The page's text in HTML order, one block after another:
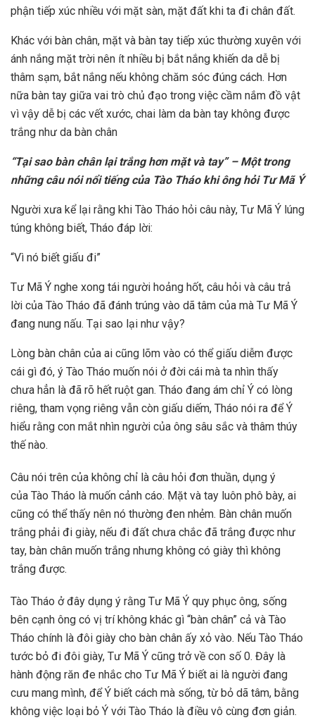
phận tiếp xúc nhiều với mặt sàn, mặt đất khi ta đi chân đất.
Khác với bàn chân, mặt và bàn tay tiếp xúc thường xuyên với
ánh nắng mặt trời nên ít nhiều bị bắt nắng khiến da dễ bị
thâm sạm, bắt nắng nếu không chăm sóc đúng cách. Hơn
nữa bàn tay giữa vai trò chủ đạo trong việc cầm nắm đồ vật
vì vậy dễ bị các vết xước, chai làm da bàn tay không được
trắng như da bàn chân
“Tại sao bàn chân lại trắng hơn mặt và tay” – Một trong
những câu nói nổi tiếng của Tào Tháo khi ông hỏi Tư Mã Ý
Người xưa kể lại rằng khi Tào Tháo hỏi câu này, Tư Mã Ý lúng
túng không biết, Tháo đáp lời:
“Vì nó biết giấu đi”
Tư Mã Ý nghe xong tái người hoảng hốt, câu hỏi và câu trả
lời của Tào Tháo đã đánh trúng vào dã tâm của mà Tư Mã Ý
đang nung nấu. Tại sao lại như vậy?
Lòng bàn chân của ai cũng lõm vào có thể giấu diễm được
cái gì đó, ý Tào Tháo muốn nói ở đời cái mà ta nhìn thấy
chưa hẳn là đã rõ hết ruột gan. Tháo đang ám chỉ Ý có lòng
riêng, tham vọng riêng vẫn còn giấu diếm, Tháo nói ra để Ý
hiểu rằng con mắt nhìn người của ông sâu sắc và thâm thúy
thế nào.
Câu nói trên của không chỉ là câu hỏi đơn thuần, dụng ý
của Tào Tháo là muốn cảnh cáo. Mặt và tay luôn phô bày, ai
cũng có thể thấy nên nó thường đen nhẻm. Bàn chân muốn
trắng phải đi giày, nếu đi đất chưa chắc đã trắng được như
tay, bàn chân muốn trắng nhưng không có giày thì không
trắng được.
Tào Tháo ở đây dụng ý rằng Tư Mã Ý quy phục ông, sống
bên cạnh ông có vị trí không khác gì “bàn chân” cả và Tào
Tháo chính là đôi giày cho bàn chân ấy xỏ vào. Nếu Tào Tháo
tước bỏ đi đôi giày, Tư Mã Ý cũng trở về con số 0. Đây là
hành động răn đe nhắc cho Tư Mã Ý biết ai là người đang
cưu mang mình, để Ý biết cách mà sống, từ bỏ dã tâm, bằng
không việc loại bỏ Ý với Tào Tháo là điều vô cùng đơn giản.